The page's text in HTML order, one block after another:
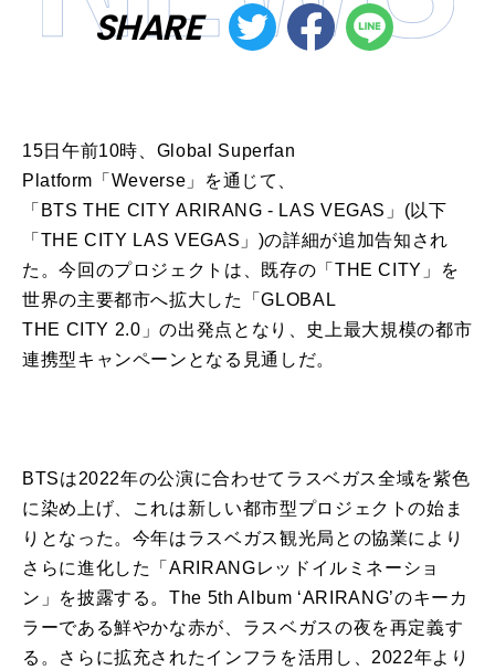
SHARE
15日午前10時、Global Superfan
Platform「Weverse」を通じて、
「 BTS THE CITY ARIRANG - LAS VEGAS 」(以下
「THE CITY LAS VEGAS 」)の詳細が追加告知され
た。今回 のプロジェクトは、既存の 「THE CITY 」を
世界の主要都市へ拡大した「GLOBAL
THE CITY 2.0」の出発点となり、史上最大規模の都市
連携型キャンペーンとなる見通しだ。
BTSは2022年の公演に合わせてラスベガス全域を紫色
に染め上げ、これは新しい都市型プロジェクトの始ま
りとなった。今年はラスベガス観光局と の協業に より
さらに進化した「ARIRANGレッドイルミネーショ
ン」を披露する。The 5th Album ‘ARIRANG’のキーカ
ラーである鮮やかな赤が 、ラスベガスの夜を再定義す
る。さら に拡充されたインフラを活用し、2022年より